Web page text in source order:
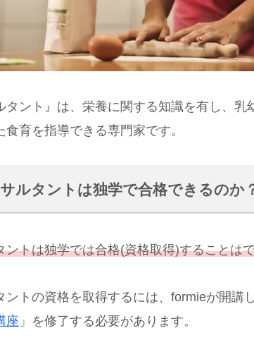
タント』は、栄養に関する知識を有し、乳
育を指導できる専門家です。
ルタントは独学で合格できるのか
ントは独学では合格(資格取得)することは
ントの資格を取得するには、formieが開講
座 」を修了する必要があります。